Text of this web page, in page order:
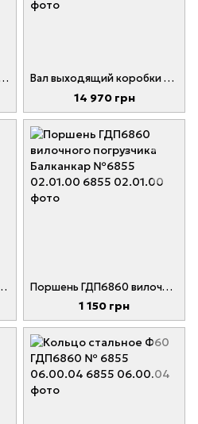
погрузчика Балканкар № 6865 04.01.00 Вал выходящий коробки передач ГДП6860 погрузчика Балканкар № 6860 02.00.01
14 970 грн
ГДП6860/6844 Поршень ГДП6860 вилочного погрузчика Балканкар №6855 02.01.00
1 150 грн